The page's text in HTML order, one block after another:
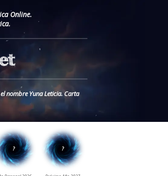
Online.
nombre Yuna Leticia. Carta